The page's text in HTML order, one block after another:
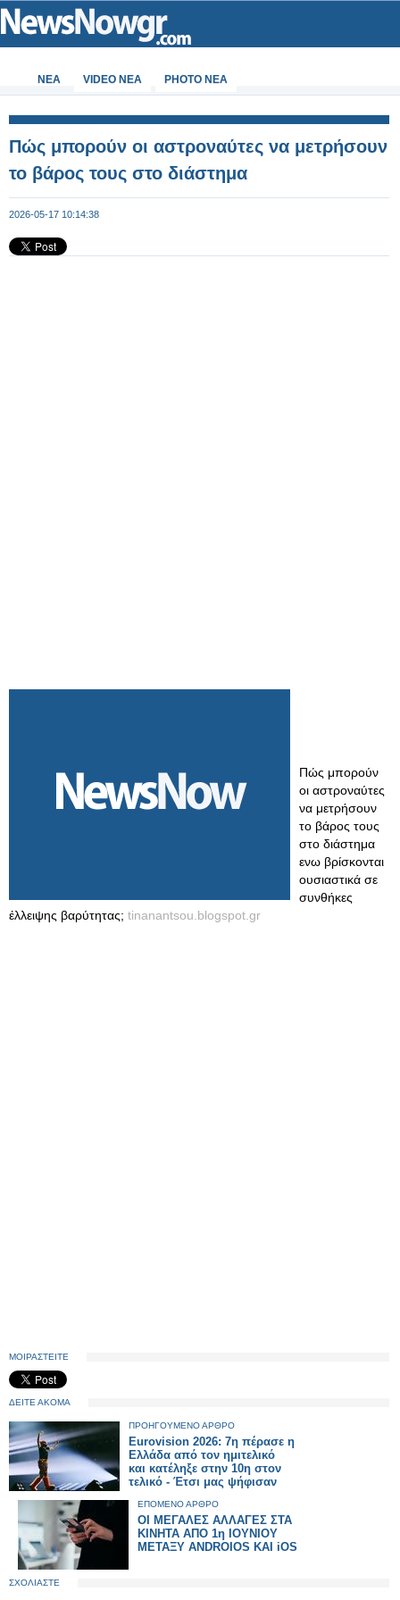
ΝΕΑ VIDEO NEA PHOTO NEA
Πώς μπορούν οι αστροναύτες να μετρήσουν
το βάρος τους στο διάστημα
2026-05-17 10:14:38
Πώς μπορούν
οι αστροναύτες
να μετρήσουν
το βάρος τους
στο διάστημα
ενω βρίσκονται
ουσιαστικά σε
συνθήκες
έλλειψης βαρύτητας; tinanantsou.blogspot.gr
ΜΟΙΡΑΣΤΕΙΤΕ
ΔΕΙΤΕ ΑΚΟΜΑ
ΠΡΟΗΓΟΥΜΕΝΟ ΑΡΘΡΟ
Eurovision 2026: 7η πέρασε η
Ελλάδα από τον ημιτελικό
και κατέληξε στην 10η στον
τελικό - Έτσι μας ψήφισαν
ΕΠΟΜΕΝΟ ΑΡΘΡΟ
ΟΙ ΜΕΓΑΛΕΣ ΑΛΛΑΓΕΣ ΣΤΑ
ΚΙΝΗΤΑ ΑΠΟ 1η ΙΟΥΝΙΟΥ
ΜΕΤΑΞΥ ANDROIOS KAI iOS
ΣΧΟΛΙΑΣΤΕ